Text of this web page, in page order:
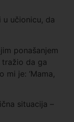
u učionicu, da
ponašanjem
tražio da ga
mi je: ‘Mama,
situacija –